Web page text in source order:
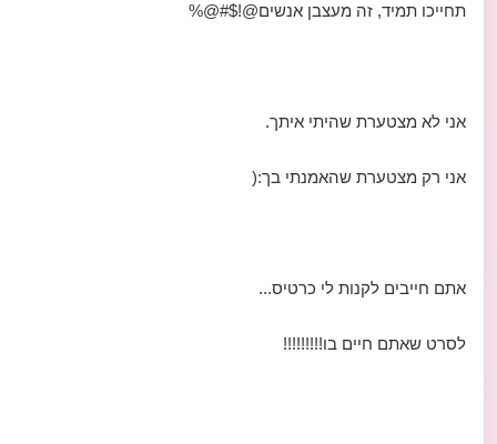
תחייכו תמיד, זה מעצבן אנשים@!$#@%
אני לא מצטערת שהיתי איתך.
אני רק מצטערת שהאמנתי בך:(
אתם חייבים לקנות לי כרטיס...
לסרט שאתם חיים בו!!!!!!!!!